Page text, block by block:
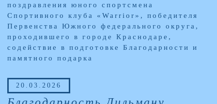
поздравления юного спортсмена
Спортивного клуба «Warrior», победителя
Первенства Южного федерального округа,
проходившего в городе Краснодаре,
содействие в подготовке Благодарности и
памятного подарка
20.03.2026